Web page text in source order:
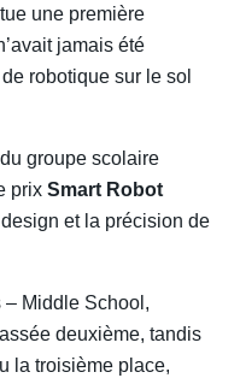
une première
jamais été
robotique sur le sol
groupe scolaire
prix Smart Robot
et la précision de
– Middle School,
deuxième, tandis
la troisième place,